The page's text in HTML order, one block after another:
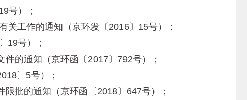
号）；
工作的通知（京环发〔2016〕15号）；
19号）；
的通知（京环函〔2017〕792号）；
〕5号）；
批的通知（京环函〔2018〕647号）；